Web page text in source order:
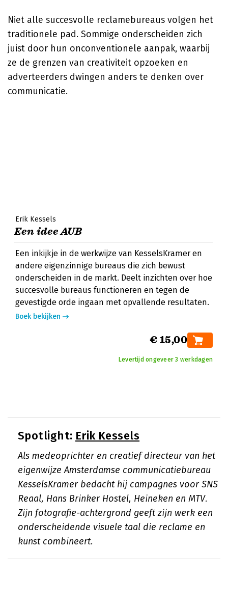
Niet alle succesvolle reclamebureaus volgen het
traditionele pad. Sommige onderscheiden zich
juist door hun onconventionele aanpak, waarbij
ze de grenzen van creativiteit opzoeken en
adverteerders dwingen anders te denken over
communicatie.
Erik Kessels
Een idee AUB
Een inkijkje in de werkwijze van KesselsKramer en
andere eigenzinnige bureaus die zich bewust
onderscheiden in de markt. Deelt inzichten over hoe
succesvolle bureaus functioneren en tegen de
gevestigde orde ingaan met opvallende resultaten.
Boek bekijken
€ 15,00
Levertijd ongeveer 3 werkdagen
Spotlight: Erik Kessels
Als medeoprichter en creatief directeur van het
eigenwijze Amsterdamse communicatiebureau
KesselsKramer bedacht hij campagnes voor SNS
Reaal, Hans Brinker Hostel, Heineken en MTV.
Zijn fotografie-achtergrond geeft zijn werk een
onderscheidende visuele taal die reclame en
kunst combineert.